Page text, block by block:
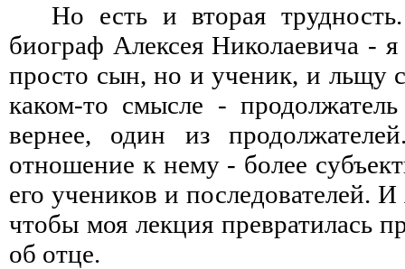
Но есть и вторая
биограф Алексея Николаевича -
просто сын, но и ученик, и льщу
каком-то смысле -
вернее, один из
отношение к нему - более
его учеников и последователей.
чтобы моя лекция превратилась
об отце.